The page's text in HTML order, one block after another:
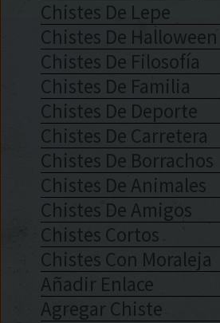
Chistes De Lepe
Chistes De Halloween
Chistes De Filosofía
Chistes De Familia
Chistes De Deporte
Chistes De Carretera
Chistes De Borrachos
Chistes De Animales
Chistes De Amigos
Chistes Cortos
Chistes Con Moraleja
Añadir Enlace
Agregar Chiste